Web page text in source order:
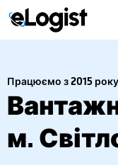
Працюємо з 2015 року
м.